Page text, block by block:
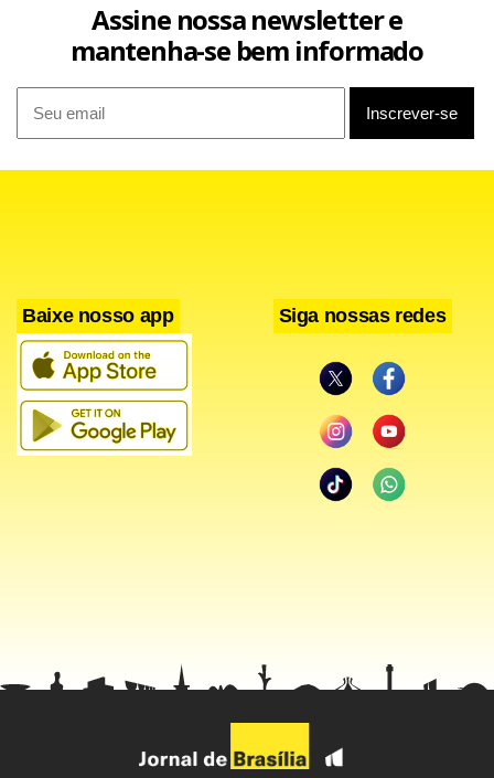
Assine nossa newsletter e
mantenha-se bem informado
Baixe nosso app Siga nossas redes